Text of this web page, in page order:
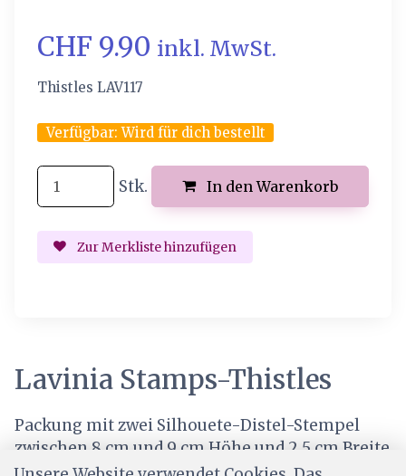
CHF 9.90 inkl. MwSt.
Thistles LAV117
Verfügbar:Wird für dich bestellt
Stk. In den Warenkorb
Zur Merkliste hinzufügen
Lavinia Stamps-Thistles
Packung mit zwei Silhouete-Distel-Stempel
zwischen 8 cm und 9 cm Höhe und 2,5 cm Breite